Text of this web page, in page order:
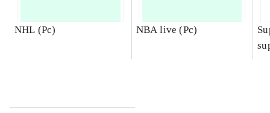
NHL (Pc) NBA live (Pc)